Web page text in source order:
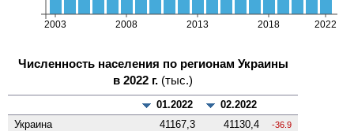
Численность населения по регионам Украины
в 2022 г. (тыс.)
01.2022
02.2022
Украина
41167,3 41130,4 -36.9